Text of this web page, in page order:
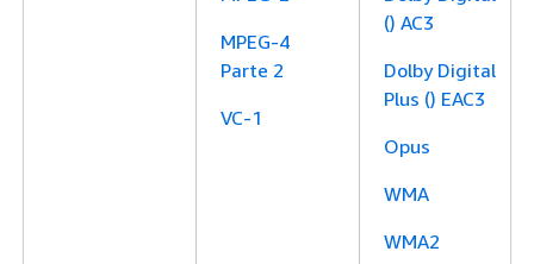
MPEG-4
Parte 2
VC-1
() AC3
Dolby Digital
Plus () EAC3
Opus
WMA
WMA2